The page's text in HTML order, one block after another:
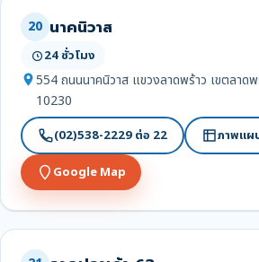
20 นาคนิวาส
24 ชั่วโมง
554 ถนนนาคนิวาส แขวงลาดพร้าว เขตลาด
10230
(02)538-2229 ต่อ 22 ภาพแผ
Google Map